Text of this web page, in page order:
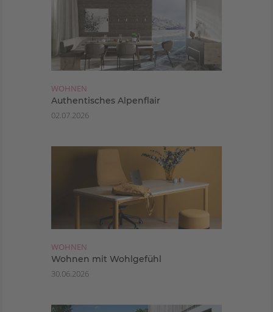
WOHNEN
Authentisches Alpenflair
02.07.2026
WOHNEN
Wohnen mit Wohlgefühl
30.06.2026